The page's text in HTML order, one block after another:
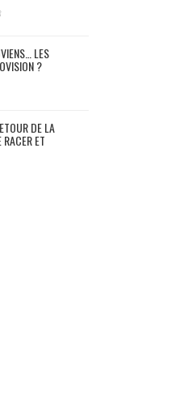
LES
?
DE LA
ET